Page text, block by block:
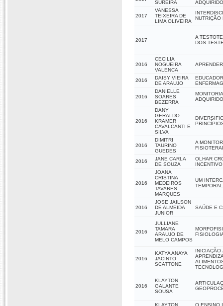
SUREIRA
2017
VANESSA
TEIXEIRA DE
LIMA OLIVEIRA
NUTRIÇÃO
2017
A
DOS
2016
CECILIA
NOGUEIRA
VALENCA
2016
DAISY VIEIRA
DE ARAUJO
2016
DANIELLE
SOARES
BEZERRA
2016
DANY
GERALDO
KRAMER
CAVALCANTI E
SILVA
2016
DIMITRI
TAURINO
GUEDES
A
2016
JANE CARLA
DE SOUZA
OLHAR
2016
JOANA
CRISTINA
MEDEIROS
TAVARES
MARQUES
UM
2016
JOSE JAILSON
DE ALMEIDA
JUNIOR
SAÚDE E
2016
JULLIANE
TAMARA
ARAUJO DE
MELO CAMPOS
2016
KATYA ANAYA
JACINTO
SCATTONE
INICIAÇÃO
2016
KLAYTON
GALANTE
SOUSA
KLAYTON
O ENSINO